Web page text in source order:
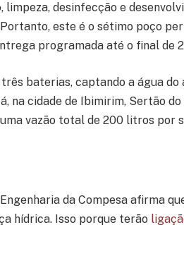
limpeza, desinfecção e
este é o sétimo poço
programada até o final de
baterias, captando a água do
na cidade de Ibimirim, Sertão
vazão total de 200 litros por
da Compesa afirma
hídrica. Isso porque terão